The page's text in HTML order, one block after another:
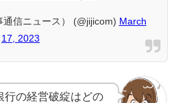
信ニュース） (@jijicom) March
17, 2023
行の経営破綻はどの